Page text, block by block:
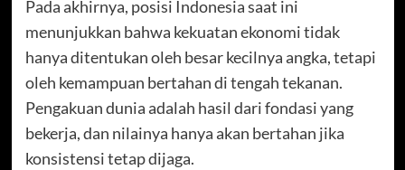
Pada akhirnya, posisi Indonesia saat ini
menunjukkan bahwa kekuatan ekonomi tidak
hanya ditentukan oleh besar kecilnya angka, tetapi
oleh kemampuan bertahan di tengah tekanan.
Pengakuan dunia adalah hasil dari fondasi yang
bekerja, dan nilainya hanya akan bertahan jika
konsistensi tetap dijaga.